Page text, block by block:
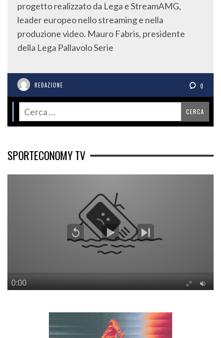
progetto realizzato da Lega e StreamAMG,
leader europeo nello streaming e nella
produzione video. Mauro Fabris, presidente
della Lega Pallavolo Serie
REDAZIONE 0
SPORTECONOMY TV